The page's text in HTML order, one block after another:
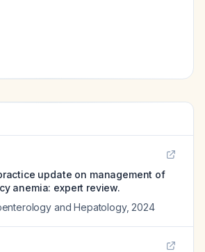
update on management of
anemia: expert review.
and Hepatology, 2024